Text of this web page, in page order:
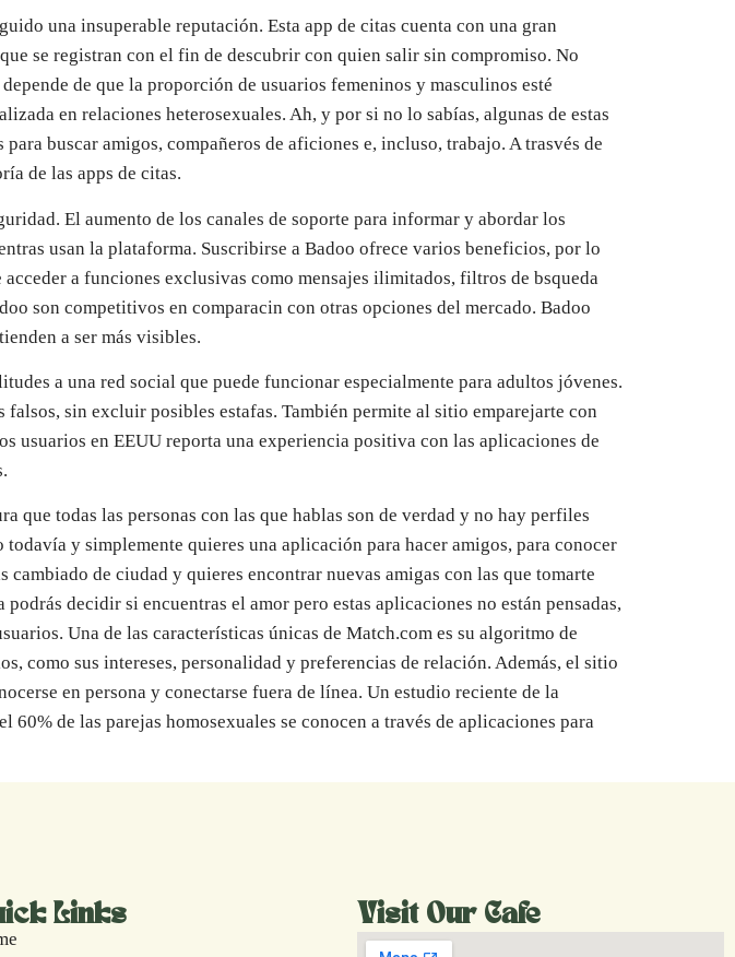
una insuperable reputación. Esta app de citas cuenta con una gran
se registran con el fin de descubrir con quien salir sin compromiso. No
de que la proporción de usuarios femeninos y masculinos esté
en relaciones heterosexuales. Ah, y por si no lo sabías, algunas de estas
buscar amigos, compañeros de aficiones e, incluso, trabajo. A trasvés de
de las apps de citas.
El aumento de los canales de soporte para informar y abordar los
usan la plataforma. Suscribirse a Badoo ofrece varios beneficios, por lo
a funciones exclusivas como mensajes ilimitados, filtros de bsqueda
son competitivos en comparacin con otras opciones del mercado. Badoo
a ser más visibles.
a una red social que puede funcionar especialmente para adultos jóvenes.
sin excluir posibles estafas. También permite al sitio emparejarte con
usuarios en EEUU reporta una experiencia positiva con las aplicaciones de
que todas las personas con las que hablas son de verdad y no hay perfiles
y simplemente quieres una aplicación para hacer amigos, para conocer
de ciudad y quieres encontrar nuevas amigas con las que tomarte
decidir si encuentras el amor pero estas aplicaciones no están pensadas,
Una de las características únicas de Match.com es su algoritmo de
como sus intereses, personalidad y preferencias de relación. Además, el sitio
en persona y conectarse fuera de línea. Un estudio reciente de la
de las parejas homosexuales se conocen a través de aplicaciones para
Links Visit Our Cafe